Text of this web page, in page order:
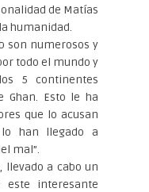
de Matías
humanidad.
son numerosos y
todo el mundo y
5 continentes
Ghan. Esto le ha
que lo acusan
han llegado a
mal”.
llevado a cabo un
interesante